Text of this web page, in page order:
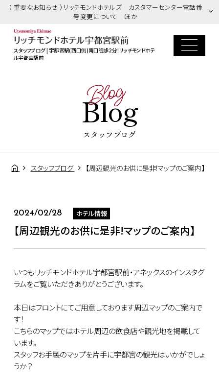
（ 重要なお知らせ ）リッチモンドホテルズ カスタマーセンター電話番
号変更について ほか
スタッフブログ | 宇都宮駅(西口側)南口徒歩2分！リッチモンドホテ
ル宇都宮駅前
Blog
Blog
スタッフブログ
スタッフブログ 【周辺観光のお供に是非!マップのご案内】
2024/02/28 ホテル情報
【周辺観光のお供に是非!マップのご案内】
いつもリッチモンドホテル宇都宮駅前・アネックスのインスタグ
ラムをご覧いただきありがとうございます。
本日はフロントにてご用意しております周辺マップのご案内で
す！
こちらのマップではホテル周辺の飲食店や観光地を掲載して
います。
スタッフお手製のマップを片手に宇都宮の観光はいかがでしょ
うか？